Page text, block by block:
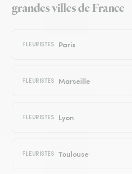
grandes villes de France
FLEURISTES Paris
FLEURISTES Marseille
FLEURISTES Lyon
FLEURISTES Toulouse